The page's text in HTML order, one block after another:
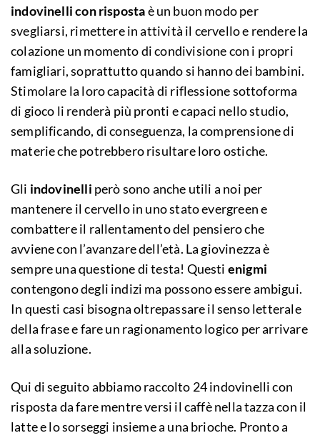
indovinelli con rispostaè un buon modo per
svegliarsi, rimettere in attività il cervello e rendere la
colazione un momento di condivisione con i propri
famigliari, soprattutto quando si hanno dei bambini.
Stimolare la loro capacità di riflessione sottoforma
di gioco li renderà più pronti e capaci nello studio,
semplificando, di conseguenza, la comprensione di
materie che potrebbero risultare loro ostiche.
Gli indovinelli però sono anche utili a noi per
mantenere il cervello in uno stato evergreen e
combattere il rallentamento del pensiero che
avviene con l’avanzare dell’età. La giovinezza è
sempre una questione di testa! Questi enigmi
contengono degli indizi ma possono essere ambigui.
In questi casi bisogna oltrepassare il senso letterale
della frase e fare un ragionamento logico per arrivare
alla soluzione.
Qui di seguito abbiamo raccolto 24 indovinelli con
risposta da fare mentre versi il caffè nella tazza con il
latte e lo sorseggi insieme a una brioche. Pronto a